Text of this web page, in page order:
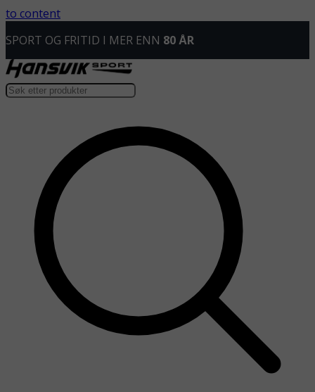
to content
SPORT OG FRITID I MER ENN 80 ÅR